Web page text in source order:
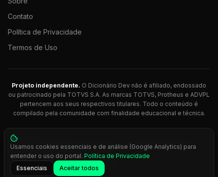
Contato
Política de Privacidade
Termos de Uso
Projeto independente. O Dicionário Dev não é afiliado, endossado
ou patrocinado pela TOTVS S.A. As marcas TOTVS, Protheus e ADVPL
pertencem aos seus respectivos titulares. Todo o conteúdo é
compilado pela comunidade com finalidade educacional e técnica.
© 2026 Dicionário Dev. Feito com 💚 para desenvolvedores
Protheus.
Press Ctrl+K
Usamos cookies essenciais e de análise (Google Analytics) para
entender o uso do portal. Política de Privacidade
Essenciais
Aceitar todos